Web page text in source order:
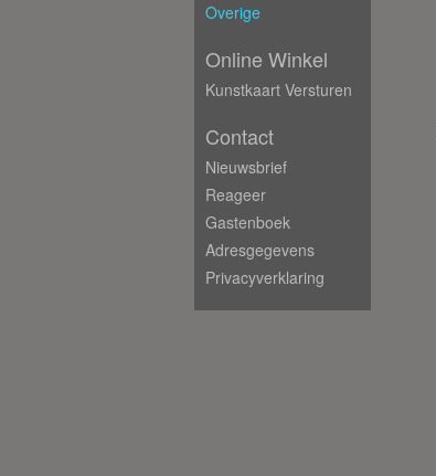
Overige
Online Winkel
Kunstkaart Versturen
Contact
Nieuwsbrief
Reageer
Gastenboek
Adresgegevens
Privacyverklaring